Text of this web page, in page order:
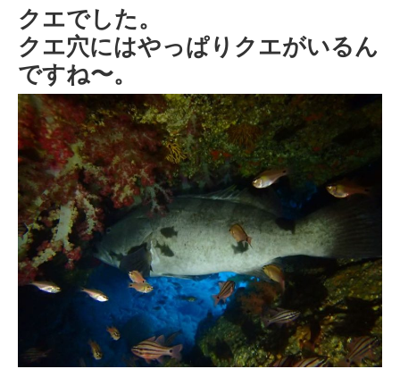
クエでした。
クエ穴にはやっぱりクエがいるん
ですね〜。